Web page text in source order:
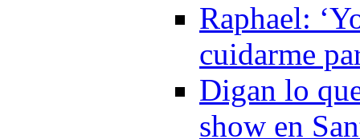
Raphael:
cuidarme
Digan lo
show en